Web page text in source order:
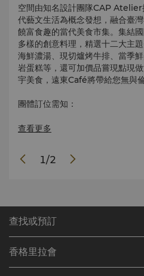
空間由知名設計團隊CAP Atelier
代藝文生活為概念發想，融合臺
饒富食趣的當代美食市集。集結
多樣的創意料理，精選十二大主
海鮮濃湯、現切爐烤牛排、當季
岩蛋糕等，還可加價品嘗現點現
宇美食，遠東Café將帶給您無與
團體訂位需知：
15位以上之訂位，餐廳將酌收預
訂金可擇期於三個月內折抵餐費
查看更多
1/2
查找或預訂
查找預訂
香格里拉會